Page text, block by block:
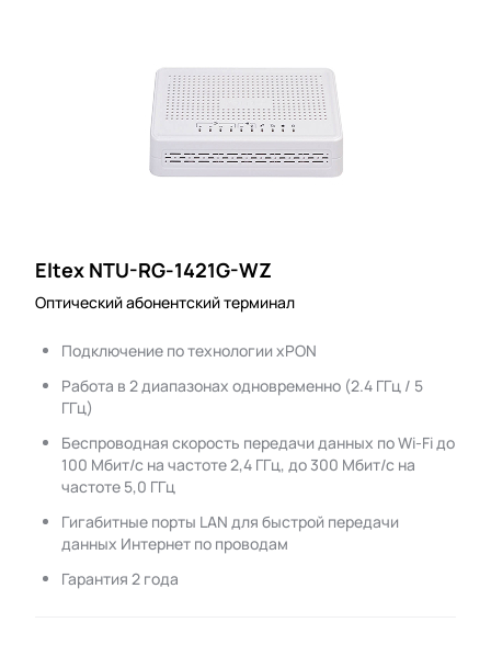
Eltex NTU-RG-1421G-WZ
Оптический абонентский терминал
Подключение по технологии xPON
Работа в 2 диапазонах одновременно (2.4 ГГц / 5
ГГц)
Беспроводная скорость передачи данных по Wi-Fi до
100 Мбит/с на частоте 2,4 ГГц, до 300 Мбит/с на
частоте 5,0 ГГц
Гигабитные порты LAN для быстрой передачи
данных Интернет по проводам
Гарантия 2 года